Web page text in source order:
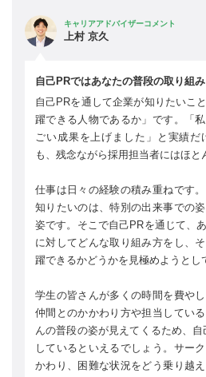
キャリアアドバイザーコメント
上村 京久
自己PRではあなたの普段の取り組
自己PRを通して企業が知りたいこ
躍できる人物であるか」です。「
ごい成果を上げました」と実績
も、残念ながら採用担当者にはほと
仕事は日々の経験の積み重ねです
知りたいのは、特別の出来事での
姿です。そこで自己PRを通じて、
に対してどんな取り組み方をし、
躍できるかどうかを見極めようとし
学生の皆さんが多くの時間を費や
仲間とのかかわり方や担当してい
んの普段の姿が見えてくるため、
しているといえるでしょう。サー
かわり、困難な状況をどう乗り越